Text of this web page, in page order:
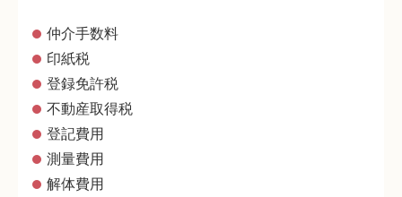
仲介手数料
印紙税
登録免許税
不動産取得税
登記費用
測量費用
解体費用